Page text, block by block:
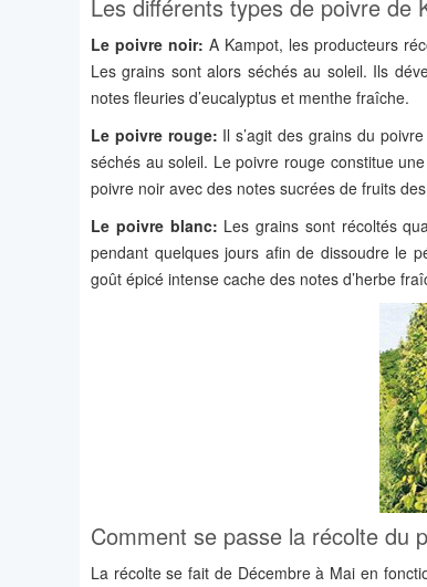
Les différents types de poivre de
Le poivre noir: A Kampot, les producteurs
Les grains sont alors séchés au soleil. Ils
notes fleuries d’eucalyptus et menthe fraîche.
Le poivre rouge: Il s’agit des grains du
séchés au soleil. Le poivre rouge constitue
poivre noir avec des notes sucrées de fruits
Le poivre blanc: Les grains sont récoltés
pendant quelques jours afin de dissoudre le
goût épicé intense cache des notes d’herbe
Comment se passe la récolte du
La récolte se fait de Décembre à Mai en